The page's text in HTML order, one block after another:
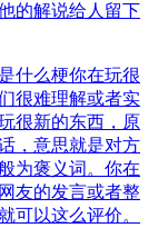
的解说给人留下
什么梗你在玩很
很难理解或者实
很新的东西，原
，意思就是对方
为褒义词。你在
友的发言或者整
可以这么评价。